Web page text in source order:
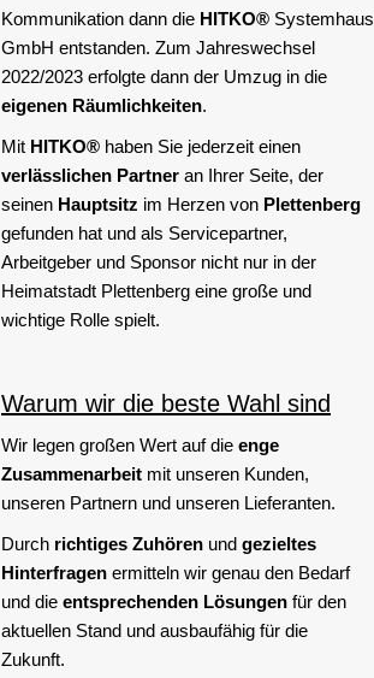
Kommunikation dann die HITKO® Systemhaus
GmbH entstanden. Zum Jahreswechsel
2022/2023 erfolgte dann der Umzug in die
eigenen Räumlichkeiten.
Mit HITKO® haben Sie jederzeit einen
verlässlichen Partner an Ihrer Seite, der
seinen Hauptsitz im Herzen von Plettenberg
gefunden hat und als Servicepartner,
Arbeitgeber und Sponsor nicht nur in der
Heimatstadt Plettenberg eine große und
wichtige Rolle spielt.
Warum wir die beste Wahl sind
Wir legen großen Wert auf die enge
Zusammenarbeit mit unseren Kunden,
unseren Partnern und unseren Lieferanten.
Durch richtiges Zuhören und gezieltes
Hinterfragen ermitteln wir genau den Bedarf
und die entsprechenden Lösungen für den
aktuellen Stand und ausbaufähig für die
Zukunft.